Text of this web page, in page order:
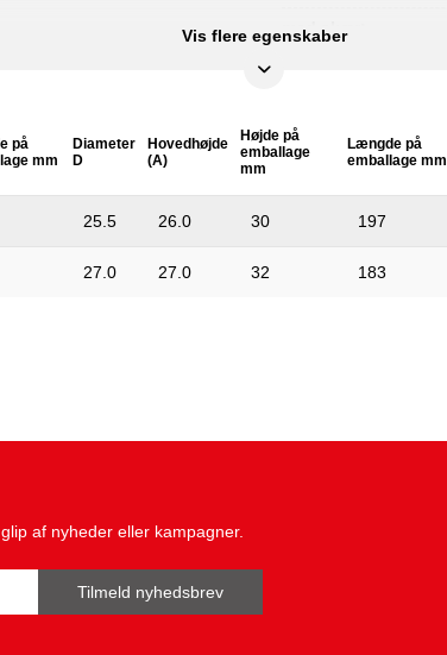
med skær:
Vis flere egenskaber
på
mm
Diameter
D
Hovedhøjde
(A)
Højde på
emballage
mm
Længde på
emballage mm
25.5 26.0 30 197
27.0 27.0 32 183
af nyheder eller kampagner.
Tilmeld nyhedsbrev